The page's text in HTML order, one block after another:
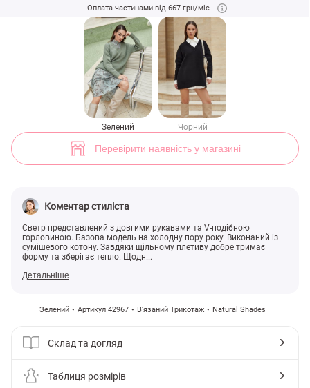
Оплата частинами від 667 грн/міс
Зелений Чорний
Перевірити наявність у магазині
Коментар стиліста
Светр представлений з довгими рукавами та V-подібною
горловиною. Базова модель на холодну пору року. Виконаний із
сумішевого котону. Завдяки щільному плетиву добре тримає
форму та зберігає тепло. Щодн...
Детальніше
Зелений Артикул 42967 В'язаний Трикотаж Natural Shades
Склад та догляд
Таблиця розмірів
Ментоловий светр із сумішової бавовни (арт. 42967) ♡ інтернет-